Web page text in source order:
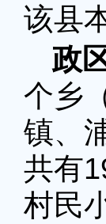
该县
政
个乡
镇、
共有
村民